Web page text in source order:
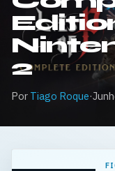
2
Por Tiago Roque·